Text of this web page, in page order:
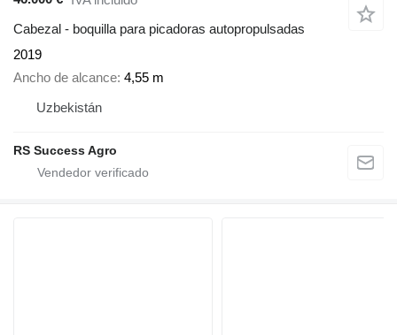
Cabezal - boquilla para picadoras autopropulsadas
2019
Ancho de alcance 4,55 m
Uzbekistán
RS Success Agro